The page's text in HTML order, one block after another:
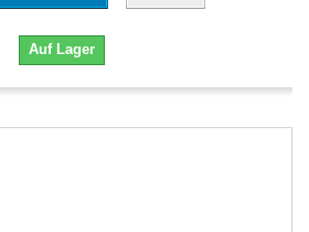
Auf Lager